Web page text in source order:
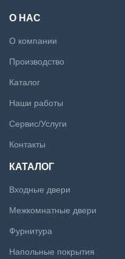
О НАС
О компании
Производство
Каталог
Наши работы
Сервис/Услуги
Контакты
КАТАЛОГ
Входные двери
Межкомнатные двери
Фурнитура
Напольные покрытия